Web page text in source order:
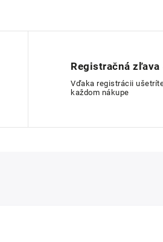
Registračná zľava
Vďaka registrácii
každom nákupe